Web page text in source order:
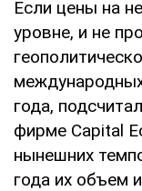
Если цены на
уровне, и не
года,
фирме Capital
нынешних
года их объем